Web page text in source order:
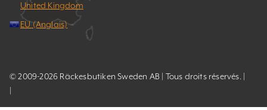
United Kingdom
EU (Anglais)
© 2009-2026 Räckesbutiken Sweden AB | Tous droits réservés. |